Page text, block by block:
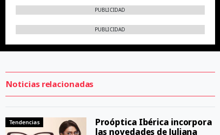
PUBLICIDAD
PUBLICIDAD
Noticias relacionadas
Tendencias
Proóptica Ibérica incorpora
las novedades de Juliana